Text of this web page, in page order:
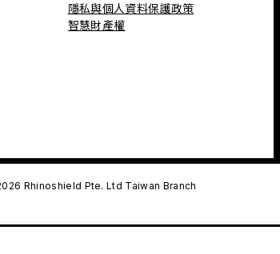
隱私與個人資料保護政策
智慧財產權
Rhinoshield Pte. Ltd Taiwan Branch